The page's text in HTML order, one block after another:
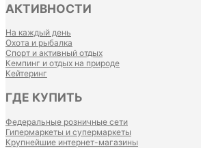
АКТИВНОСТИ
На каждый день
Охота и рыбалка
Спорт и активный отдых
Кемпинг и отдых на природе
Кейтеринг
ГДЕ КУПИТЬ
Федеральные розничные сети
Гипермаркеты и супермаркеты
Крупнейшие интернет-магазины